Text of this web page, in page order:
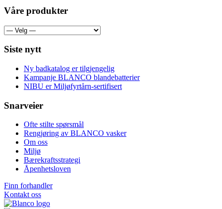
Våre produkter
Siste nytt
Ny badkatalog er tilgjengelig
Kampanje BLANCO blandebatterier
NIBU er Miljøfyrtårn-sertifisert
Snarveier
Ofte stilte spørsmål
Rengjøring av BLANCO vasker
Om oss
Miljø
Bærekraftsstrategi
Åpenhetsloven
Finn forhandler
Kontakt oss